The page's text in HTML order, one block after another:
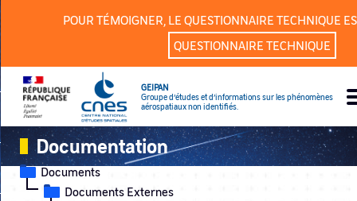
POUR TÉMOIGNER, LE QUESTIONNAIRE TECHNIQUE
QUESTIONNAIRE TECHNIQUE
GEIPAN
Groupe d’études et d’informations sur les phénomènes
aérospatiaux non identifiés.
Documentation
Documents
Documents Externes